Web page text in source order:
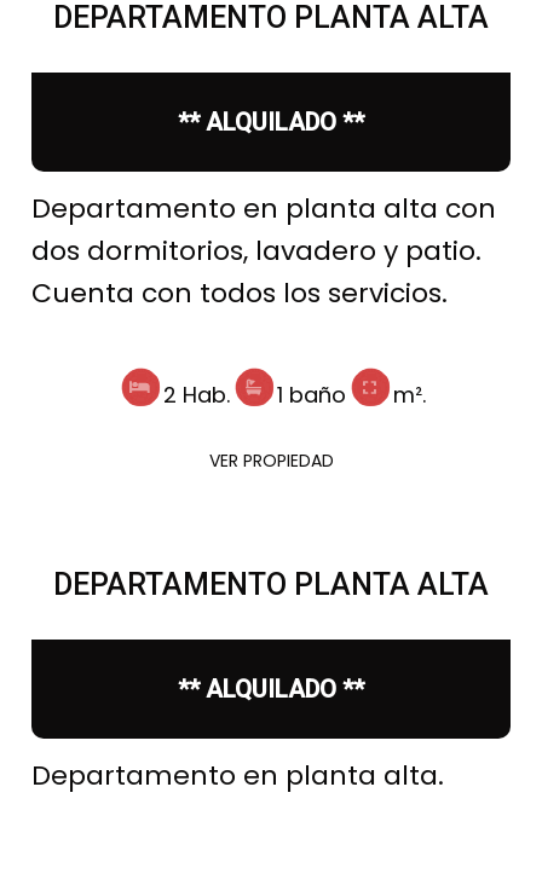
DEPARTAMENTO PLANTA ALTA
** ALQUILADO **
Departamento en planta alta con
dos dormitorios, lavadero y patio.
Cuenta con todos los servicios.
2 Hab. 1 baño m².
VER PROPIEDAD
DEPARTAMENTO PLANTA ALTA
** ALQUILADO **
Departamento en planta alta.